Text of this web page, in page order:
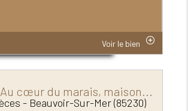
Voir le bien
cœur du marais, maison...
- Beauvoir-Sur-Mer (85230)